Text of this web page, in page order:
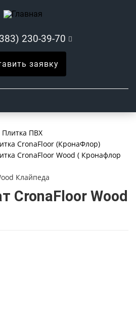
230-39-70
заявку
Плитка ПВХ
CronaFloor (КронаФлор)
CronaFloor Wood ( Кронафлор
Клайпеда
CronaFloor Wood